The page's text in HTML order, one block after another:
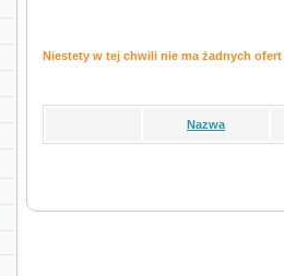
Niestety w tej chwili nie ma żadnych
Nazwa